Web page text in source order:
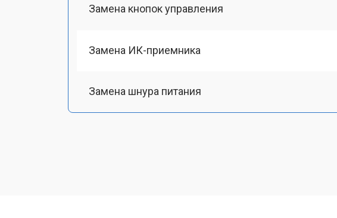
Замена кнопок управления
Замена ИК-приемника
Замена шнура питания